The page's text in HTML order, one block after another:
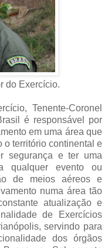
do Exercício.
Tenente-Coronel
é responsável por
em uma área que
o território continental e
segurança e ter uma
qualquer evento ou
de meios aéreos e
numa área tão
atualização e
de Exercícios
servindo para
dos órgãos